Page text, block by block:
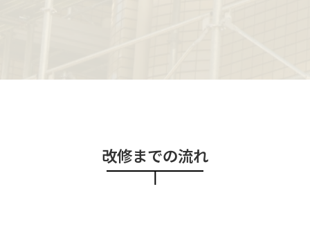
改修までの流れ